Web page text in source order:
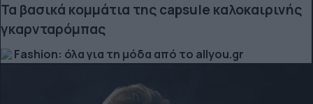
Τα βασικά κομμάτια της capsule καλοκαιρινής
γκαρνταρόμπας
Fashion: όλα για τη μόδα από το allyou.gr